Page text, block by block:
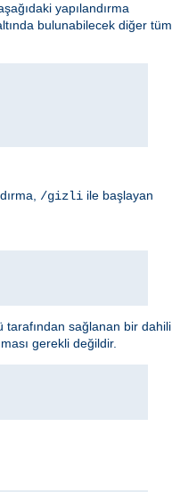
yapılandırma
bulunabilecek diğer tüm
/gizli ile başlayan
tarafından sağlanan bir dahili
gerekli değildir.